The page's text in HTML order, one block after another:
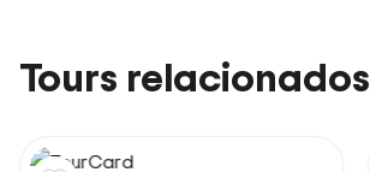
Tours relacionados